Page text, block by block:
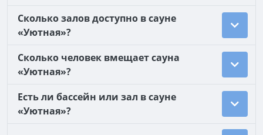
Сколько залов доступно в сауне
«Уютная»?
Сколько человек вмещает сауна
«Уютная»?
Есть ли бассейн или зал в сауне
«Уютная»?